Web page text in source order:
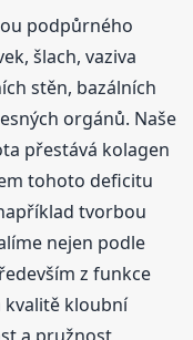
podpůrného
šlach, vaziva
stěn, bazálních
orgánů. Naše
přestává kolagen
tohoto deficitu
tvorbou
nejen podle
z funkce
kvalitě kloubní